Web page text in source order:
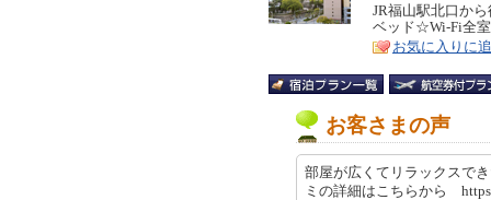
リ
ア
特
徴
JR福山駅北口か
ベッド☆Wi-Fi全
お気に入りに
お客さまの声
部屋が広くてリラックスで
ミの詳細はこちらから